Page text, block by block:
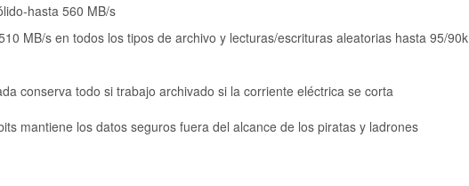
hasta 560 MB/s
MB/s en todos los tipos de archivo y lecturas/escrituras aleatorias hasta 95/90k
conserva todo si trabajo archivado si la corriente eléctrica se corta
mantiene los datos seguros fuera del alcance de los piratas y ladrones